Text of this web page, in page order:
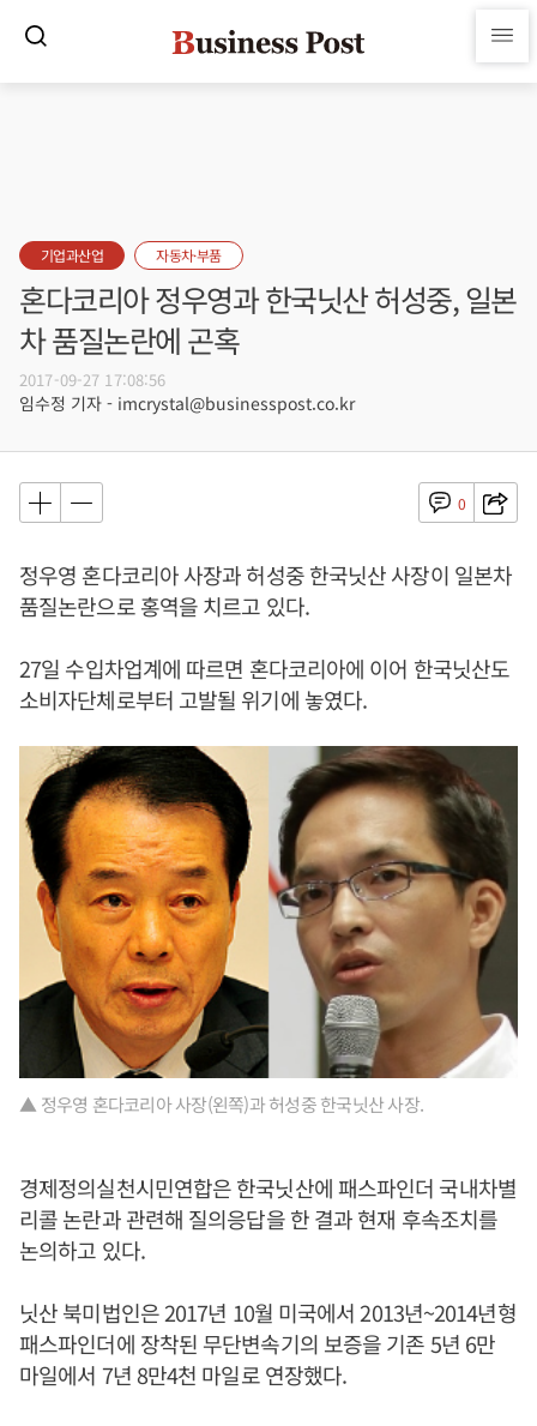
기업과산업 자동차·부품
혼다코리아 정우영과 한국닛산 허성중, 일본
차 품질논란에 곤혹
2017-09-27 17:08:56
임수정 기자 - imcrystal@businesspost.co.kr
0
정우영 혼다코리아 사장과 허성중 한국닛산 사장이 일본차
품질논란으로 홍역을 치르고 있다.
27일 수입차업계에 따르면 혼다코리아에 이어 한국닛산도
소비자단체로부터 고발될 위기에 놓였다.
▲ 정우영 혼다코리아 사장(왼쪽)과 허성중 한국닛산 사장.
경제정의실천시민연합은 한국닛산에 패스파인더 국내차별
리콜 논란과 관련해 질의응답을 한 결과 현재 후속조치를
논의하고 있다.
닛산 북미법인은 2017년 10월 미국에서 2013년~2014년형
패스파인더에 장착된 무단변속기의 보증을 기존 5년 6만
마일에서 7년 8만4천 마일로 연장했다.